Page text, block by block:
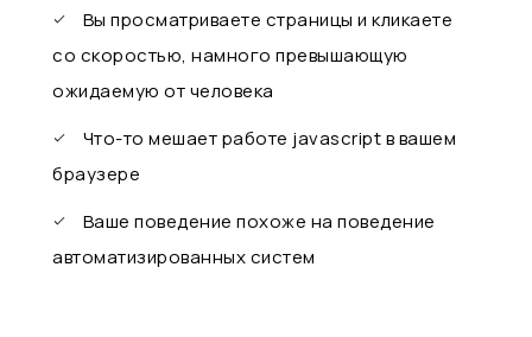
Вы просматриваете страницы и кликаете
со скоростью, намного превышающую
ожидаемую от человека
Что-то мешает работе javascript в вашем
браузере
Ваше поведение похоже на поведение
автоматизированных систем